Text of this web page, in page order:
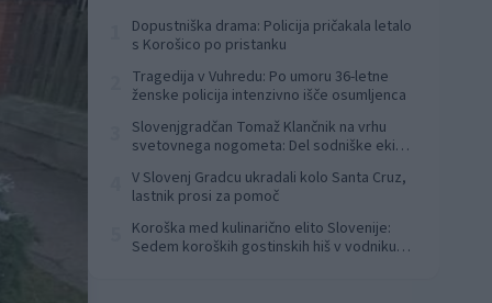
Dopustniška drama: Policija pričakala letalo
s Korošico po pristanku
Tragedija v Vuhredu: Po umoru 36-letne
ženske policija intenzivno išče osumljenca
Slovenjgradčan Tomaž Klančnik na vrhu
svetovnega nogometa: Del sodniške ekipe
V Slovenj Gradcu ukradali kolo Santa Cruz,
lastnik prosi za pomoč
Koroška med kulinarično elito Slovenije:
Sedem koroških gostinskih hiš v vodniku